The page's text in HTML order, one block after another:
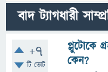
বাদ ট্যাগধারী
+7
টি ভোট
প্লুটোকে
কেন?